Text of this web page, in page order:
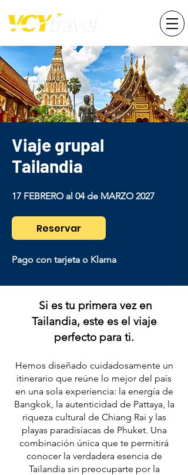
Viaje grupal
Tailandia
​17 FEBRERO al 04 de MARZO 2027
Reservar
Pago con tarjeta o Klarna
Si es tu primera vez en
Tailandia, este es el viaje
perfecto para ti.
Hemos diseñado cuidadosamente un
itinerario que reúne lo mejor del país
en una sola experiencia: la energía de
Bangkok, la autenticidad de Pattaya, la
riqueza cultural de Chiang Rai y las
playas paradisíacas de Phuket. Una
combinación única que te permitirá
conocer la verdadera esencia de
Tailandia sin preocuparte por la